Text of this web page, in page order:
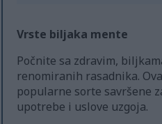
Vrste biljaka mente
Počnite sa zdravim,
renomiranih rasadnika.
popularne sorte savršene
upotrebe i uslove uzgoja.